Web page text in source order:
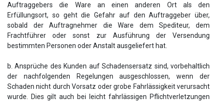
Auftraggebers die Ware an einen anderen Ort als den
Erfüllungsort, so geht die Gefahr auf den Auftraggeber über,
sobald der Auftragnehmer die Ware dem Spediteur, dem
Frachtführer oder sonst zur Ausführung der Versendung
bestimmten Personen oder Anstalt ausgeliefert hat.
b. Ansprüche des Kunden auf Schadensersatz sind, vorbehaltlich
der nachfolgenden Regelungen ausgeschlossen, wenn der
Schaden nicht durch Vorsatz oder grobe Fahrlässigkeit verursacht
wurde. Dies gilt auch bei leicht fahrlässigen Pflichtverletzungen